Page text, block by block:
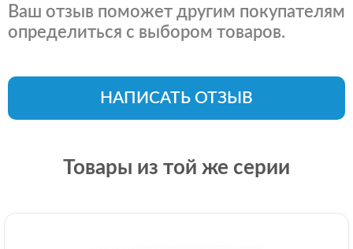
Ваш отзыв поможет другим покупателям
определиться с выбором товаров.
НАПИСАТЬ ОТЗЫВ
Товары из той же серии